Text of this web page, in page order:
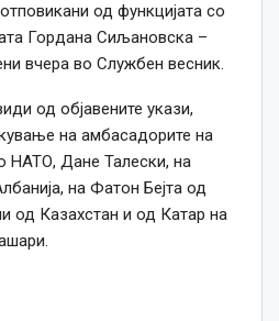
од функцијата со
Гордана Сиљановска –
вчера во Службен весник.
од објавените укази,
на амбасадорите на
НАТО, Дане Талески, на
на Фатон Бејта од
од Казахстан и од Катар на